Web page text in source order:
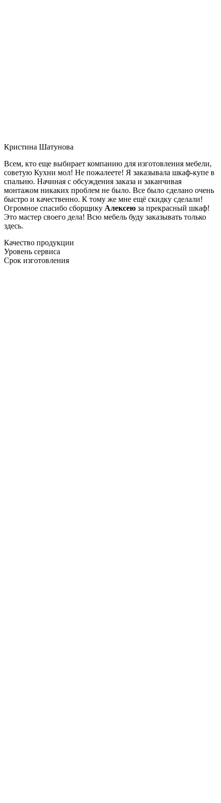
Кристина Шатунова
Всем, кто еще выбирает компанию для изготовления мебели,
советую Кухни мол! Не пожалеете! Я заказывала шкаф-купе в
спальню. Начиная с обсуждения заказа и заканчивая
монтажом никаких проблем не было. Все было сделано очень
быстро и качественно. К тому же мне ещё скидку сделали!
Огромное спасибо сборщику Алексею за прекрасный шкаф!
Это мастер своего дела! Всю мебель буду заказывать только
здесь.
Качество продукции
Уровень сервиса
Срок изготовления